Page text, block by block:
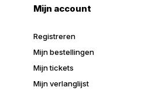
Mijn account
Registreren
Mijn bestellingen
Mijn tickets
Mijn verlanglijst